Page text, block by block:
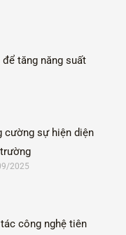
tăng năng suất
cường sự hiện diện
2025
công nghệ tiên